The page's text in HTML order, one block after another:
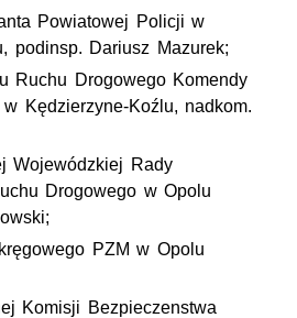
Powiatowej Policji w
podinsp. Dariusz Mazurek;
Ruchu Drogowego Komendy
Kędzierzyne-Koźlu, nadkom.
Wojewódzkiej Rady
Drogowego w Opolu
;
PZM w Opolu
Komisji Bezpieczenstwa